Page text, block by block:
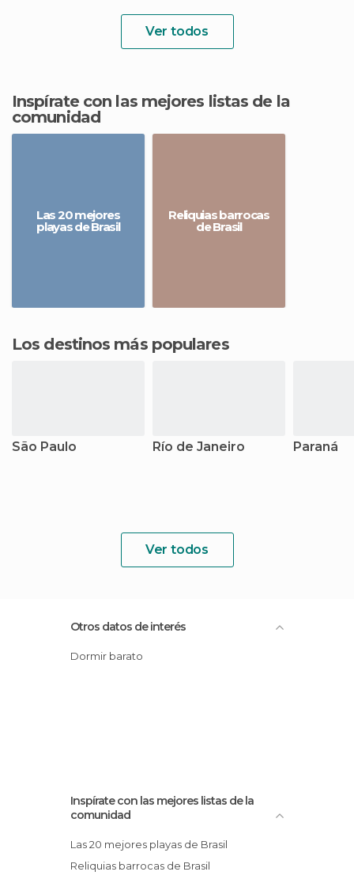
Ver todos
Inspírate con las mejores listas de la
comunidad
Las 20 mejores
playas de Brasil
Reliquias barrocas
de Brasil
Los destinos más populares
São Paulo Río de Janeiro Paraná
Ver todos
Otros datos de interés
Dormir barato
Inspírate con las mejores listas de la
comunidad
Las 20 mejores playas de Brasil
Reliquias barrocas de Brasil